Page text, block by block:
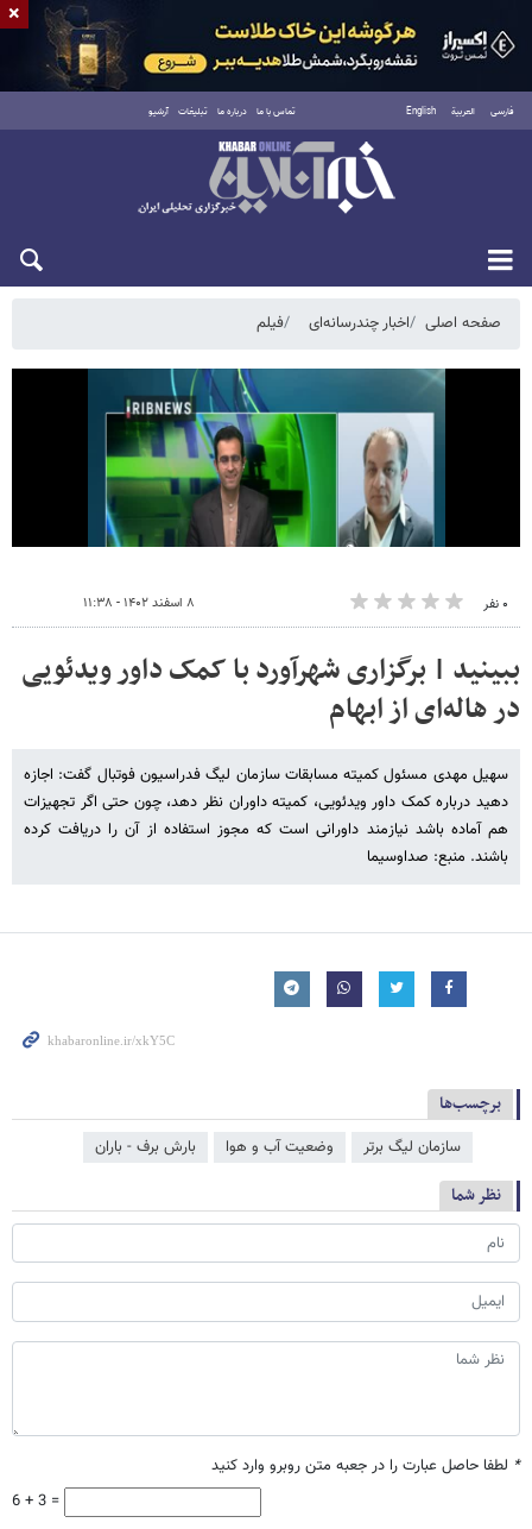
فارسی العربية English تماس با ما درباره ما تبلیغات آرشیو
دوشنبه ۱۹ مرداد ۱۴۰۵
صفحه اصلی اخبار چندرسانه‌ای فیلم
۰ نفر ۸ اسفند ۱۴۰۲ - ۱۱:۳۸
ببینید | برگزاری شهرآورد با کمک داور ویدئویی
در هاله‌ای از ابهام
سهیل مهدی مسئول کمیته مسابقات سازمان لیگ فدراسیون فوتبال گفت: اجازه
دهید درباره کمک داور ویدئویی، کمیته داوران نظر دهد، چون حتی اگر تجهیزات
هم آماده باشد نیازمند داورانی است که مجوز استفاده از آن را دریافت کرده
باشند. منبع: صداوسیما
برچسب‌ها
سازمان لیگ برتر وضعیت آب و هوا بارش برف - باران
نظر شما
* لطفا حاصل عبارت را در جعبه متن روبرو وارد کنید
6 + 3 =
×